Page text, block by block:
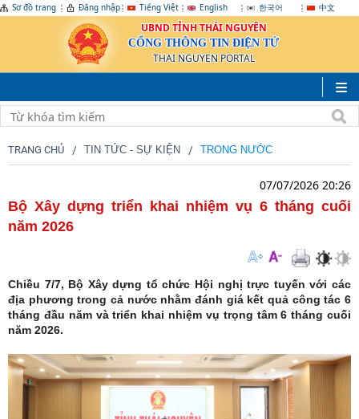
Sơ đồ trang Đăng nhập Tiếng Việt English 한국어 中文
UBND TỈNH THÁI NGUYÊN
CỔNG THÔNG TIN ĐIỆN TỬ
THAI NGUYEN PORTAL
TRANG CHỦ TIN TỨC - SỰ KIỆN TRONG NƯỚC
07/07/2026 20:26
Bộ Xây dựng triển khai nhiệm vụ 6 tháng cuối
năm 2026
Chiều 7/7, Bộ Xây dựng tổ chức Hội nghị trực tuyến với các
địa phương trong cả nước nhằm đánh giá kết quả công tác 6
tháng đầu năm và triển khai nhiệm vụ trọng tâm 6 tháng cuối
năm 2026.